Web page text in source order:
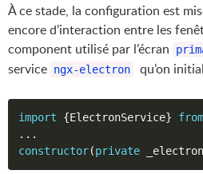
À ce stade, la configuration est
encore d’interaction entre les
component utilisé par l’écran
service ngx-electron qu’on
import {ElectronService} from
...
constructor(private